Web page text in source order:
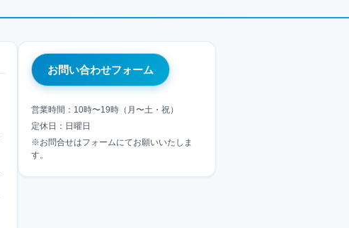
お問い合わせフォーム
営業時間：10時〜19時（月〜土・祝）
定休日：日曜日
※お問合せはフォームにてお願いいたしま
す。